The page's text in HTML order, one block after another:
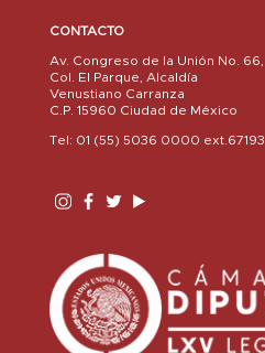
CONTACTO
Av. Congreso de la Unión No. 66,
Col. El Parque, Alcaldía
Venustiano Carranza
C.P. 15960 Ciudad de México
Tel: 01 (55) 5036 0000 ext.67193